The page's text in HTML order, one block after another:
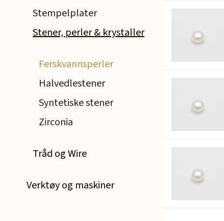
Stempelplater
Stener, perler & krystaller
Ferskvannsperler
Halvedlestener
Syntetiske stener
Zirconia
Tråd og Wire
Verktøy og maskiner